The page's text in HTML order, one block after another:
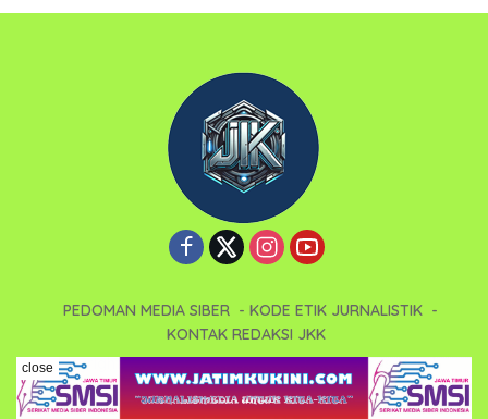
PEDOMAN MEDIA SIBER
KODE ETIK JURNALISTIK
KONTAK REDAKSI JKK
Copyright 2025 - Jatimkukini (JKK). All right reserved.
close